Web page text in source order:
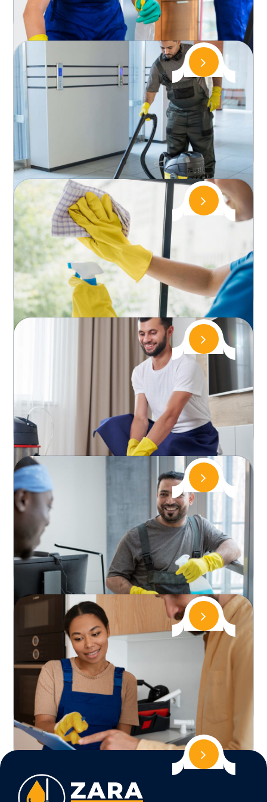
deneyimli ekibiyle çalışmaktadır. B...
Pendik Temizlik Şirketi
Pendik bölgesinde temizlik hizmetleri sunan
Zara Temizlik, Pendik temizlik konusunda
deneyimli ekibiyle çalışmaktadır. P...
Kadıköy Temizlik Şirketi
Kadıköy bölgesinde profesyonel temizlik
çözümleri sunan Zara Temizlik, Kadıköy temizlik
konusunda uzman kadrosuyla hizme...
Maltepe Temizlik Firması
Maltepe bölgesinde profesyonel temizlik
çözümleri sunan Zara Temizlik, Maltepe temizlik
konusunda uzman kadrosuyla hizme...
Tuzla Temizlik Şirketi
Tuzla bölgesinde temizlik hizmetleri sunan Zara
Temizlik, Tuzla temizlik konusunda profesyonel
ekibiyle çalışmaktadır. T...
Ümraniye Temizlik Firması
Ümraniye bölgesinde temizlik hizmetleri sunan
Zara Temizlik, Ümraniye temizlik konusunda
profesyonel ekibiyle çalışmakta...
Ataşehir Temizlik Şirketi